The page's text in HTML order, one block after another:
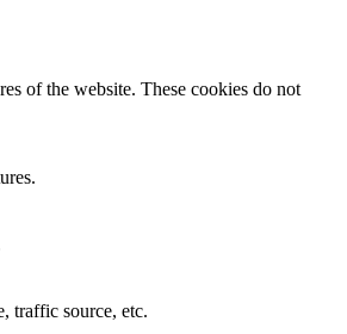
of the website. These cookies do not
traffic source, etc.